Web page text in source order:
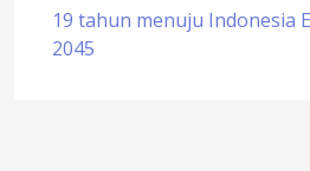
19 tahun menuju Indonesia
2045